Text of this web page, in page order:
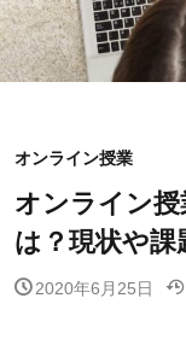
オンライン授業
オンライン
は？現状や
2020年6月25日